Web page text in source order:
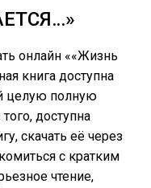
онлайн ««Жизнь
книга доступна
целую полную
доступна
скачать её через
с кратким
чтение,